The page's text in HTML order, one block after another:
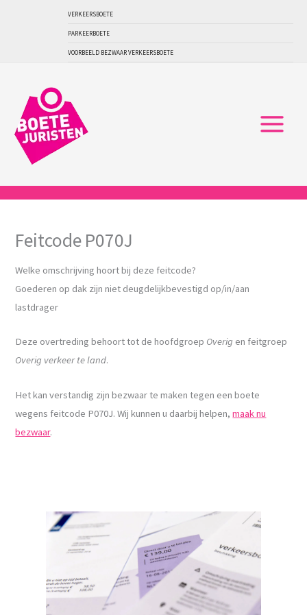
VERKEERSBOETE
PARKEERBOETE
VOORBEELD BEZWAAR VERKEERSBOETE
Feitcode P070J
Welke omschrijving hoort bij deze feitcode?
Goederen op dak zijn niet deugdelijkbevestigd op/in/aan
lastdrager
Deze overtreding behoort tot de hoofdgroep Overig en feitgroep
Overig verkeer te land.
Het kan verstandig zijn bezwaar te maken tegen een boete
wegens feitcode P070J. Wij kunnen u daarbij helpen,maak nu
bezwaar.